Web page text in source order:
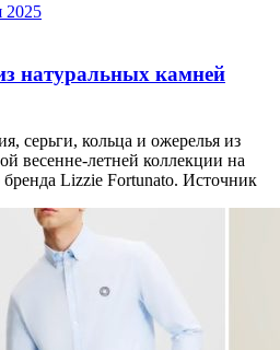
2025
натуральных камней
серьги, кольца и ожерелья из
весенне-летней коллекции на
бренда Lizzie Fortunato. Источник